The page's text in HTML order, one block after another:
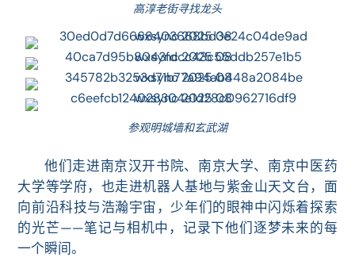
高淳老街寻找龙头
参观明城墙和玄武湖
他们走进南京汉开书院、南京大学、 南京中医药
大学等学府，也走进机器人基地与紫金山天文台，面
向前沿科技与浩瀚宇宙，少年们的眼神中闪烁着探索
的光芒——笔记与相机中，记录下他们逐梦未来的每
一个瞬间。